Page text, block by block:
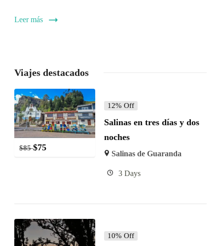
Leer más
Viajes destacados
$85 $75
12% Off
Salinas en tres días y dos
noches
Salinas de Guaranda
3 Days
10% Off